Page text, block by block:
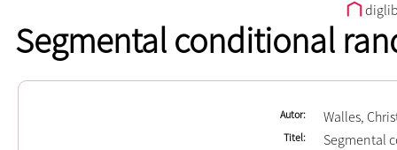
Segmental conditional
Autor Walles,
Titel Segmental